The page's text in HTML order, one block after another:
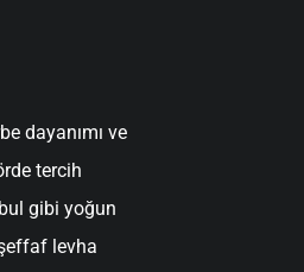
dayanımı ve
tercih
gibi yoğun
levha